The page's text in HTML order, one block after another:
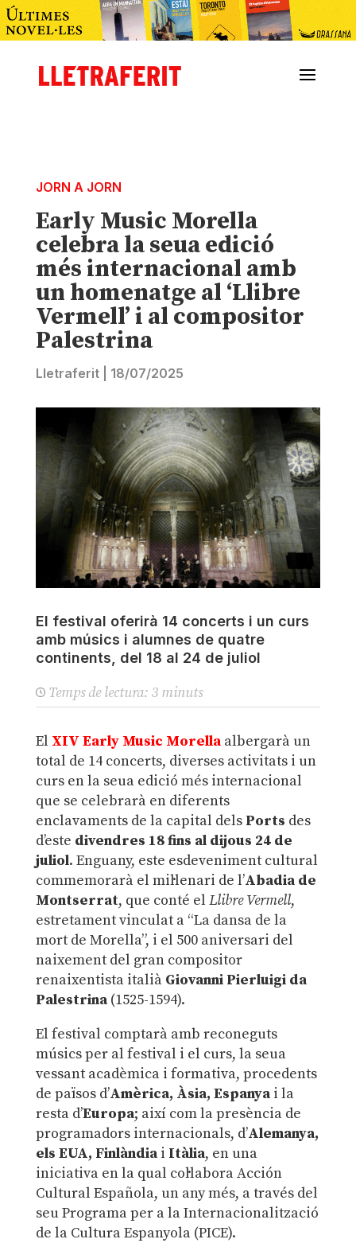
JORN A JORN
Early Music Morella
celebra la seua edició
més internacional amb
un homenatge al ‘Llibre
Vermell’ i al compositor
Palestrina
Lletraferit| 18/07/2025
El festival oferirà 14 concerts i un curs
amb músics i alumnes de quatre
continents, del 18 al 24 de juliol
Temps de lectura: 3 minuts
El XIV Early Music Morellaalbergarà un
total de 14 concerts, diverses activitats i un
curs en la seua edició més internacional
que se celebrarà en diferents
enclavaments de la capital dels Ports des
d’este divendres 18 fins al dijous 24 de
juliol. Enguany, este esdeveniment cultural
commemorarà el mil·lenari de l’Abadia de
Montserrat, que conté el Llibre Vermell,
estretament vinculat a “La dansa de la
mort de Morella”, i el 500 aniversari del
naixement del gran compositor
renaixentista italià Giovanni Pierluigi da
Palestrina(1525-1594).
El festival comptarà amb reconeguts
músics per al festival i el curs, la seua
vessant acadèmica i formativa, procedents
de països d’Amèrica, Àsia, Espanyai la
resta d’Europa; així com la presència de
programadors internacionals, d’Alemanya,
els EUA, Finlàndiai Itàlia, en una
iniciativa en la qual col·labora Acción
Cultural Española, un any més, a través del
seu Programa per a la Internacionalització
de la Cultura Espanyola (PICE).